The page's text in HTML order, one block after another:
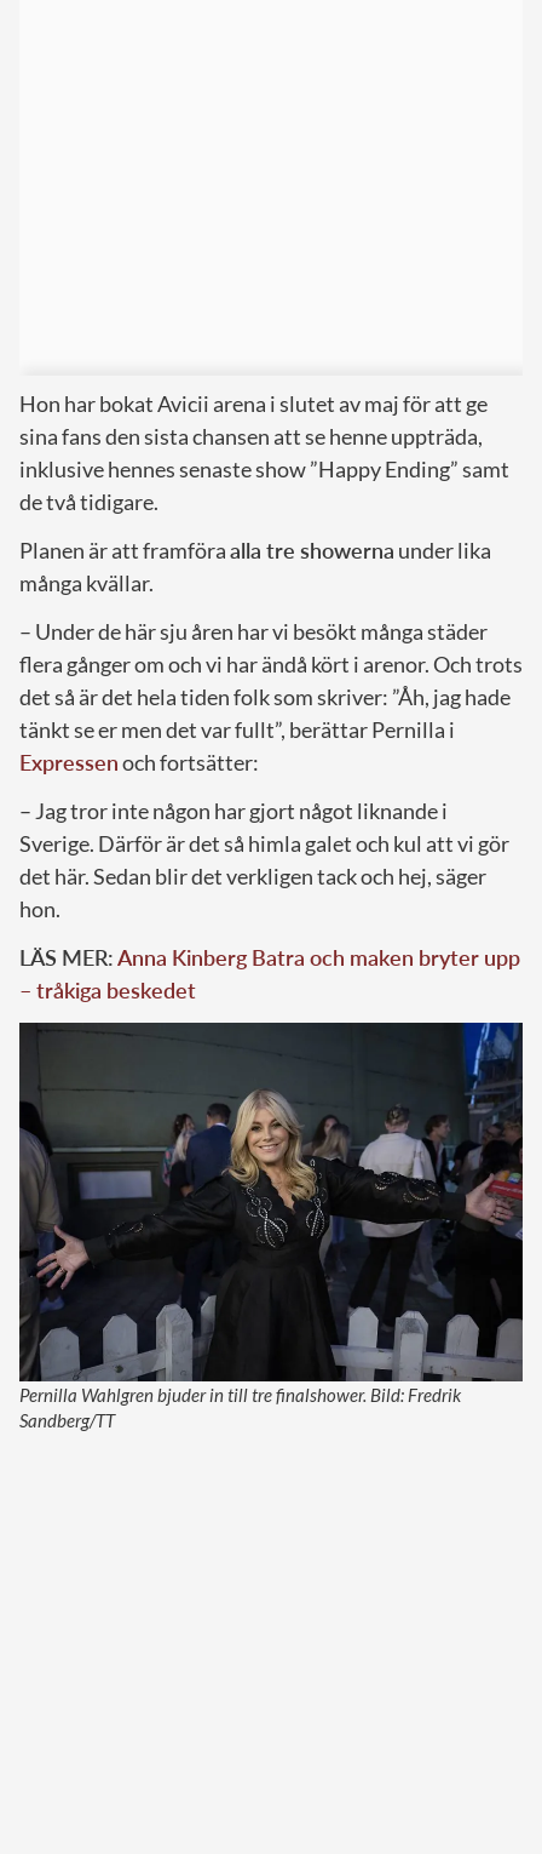
Hon har bokat Avicii arena i slutet av maj för att ge
sina fans den sista chansen att se henne uppträda,
inklusive hennes senaste show ”Happy Ending” samt
de två tidigare.
Planen är att framföraalla tre showerna under lika
många kvällar.
– Under de här sju åren har vi besökt många städer
flera gånger om och vi har ändå kört i arenor. Och trots
det så är det hela tiden folk som skriver: ”Åh, jag hade
tänkt se er men det var fullt”, berättar Pernilla i
Expressenoch fortsätter:
– Jag tror inte någon har gjort något liknande i
Sverige. Därför är det så himla galet och kul att vi gör
det här. Sedan blir det verkligen tack och hej, säger
hon.
LÄS MER:Anna Kinberg Batra och maken bryter upp
– tråkiga beskedet
Pernilla Wahlgren bjuder in till tre finalshower. Bild: Fredrik
Sandberg/TT